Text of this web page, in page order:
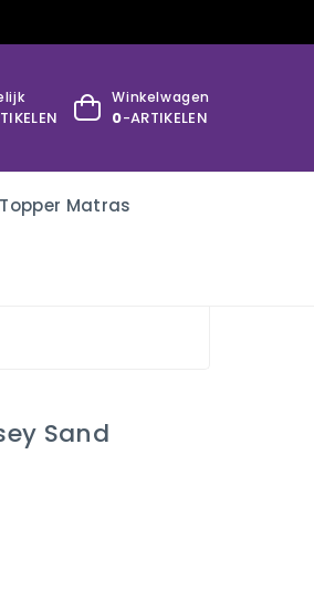
Winkelwagen
0-ARTIKELEN
Topper Matras
Sand